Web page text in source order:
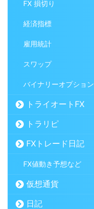
FX 損切り
経済指標
雇用統計
スワップ
バイナリーオプション
トライオートFX
トラリピ
FXトレード日記
FX値動き予想など
仮想通貨
日記